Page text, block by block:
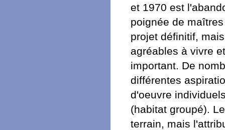
et 1970 est
poignée de
projet définitif,
agréables à vivre
important. De
différentes
d'oeuvre
(habitat groupé).
terrain, mais